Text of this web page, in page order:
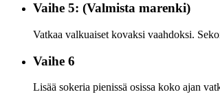
Vaihe 5: (Valmista marenki)
Vatkaa valkuaiset kovaksi vaahdoksi.
Vaihe 6
Lisää sokeria pienissä osissa koko ajan